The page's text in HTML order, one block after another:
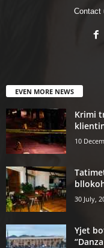
Contact
EVEN MORE NEWS
Krimi
10
30 July,
Yjet